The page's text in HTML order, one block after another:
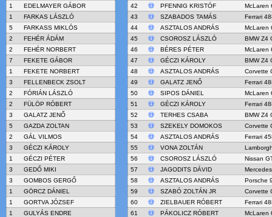
1
EDELMAYER GÁBOR
1
FARKAS LÁSZLÓ
5
FARKASS MIKLÓS
2
FEHÉR ÁDÁM
2
FEHÉR NORBERT
7
FEKETE GÁBOR
1
FEKETE NORBERT
3
FELLENBECK ZSOLT
2
FÓRIÁN LÁSZLÓ
2
FÜLÖP RÓBERT
3
GALATZ JENŐ
5
GAZDA ZOLTAN
2
GÁL VILMOS
3
GÉCZI KÁROLY
1
GÉCZI PÉTER
3
GEDŐ MIKI
3
GOMBOS GERGŐ
1
GÖRCZ DÁNIEL
1
GORTVA JÓZSEF
1
GULYÁS ENDRE
42
PFENNIG KRISTÓF
McLaren
43
SZABADOS TAMÁS
Ferrari
44
ASZTALOS ANDRÁS
McLaren
45
CSOROSZ LÁSZLÓ
BMW Z4
46
BÉRES PÉTER
McLaren
47
GÉCZI KÁROLY
BMW Z4
48
ASZTALOS ANDRÁS
Corvette
49
GALATZ JENŐ
Ferrari
50
SIPOS DÁNIEL
McLaren
51
GÉCZI KÁROLY
Ferrari
52
TERHES CSABA
BMW Z4
53
SZEKELY DOMOKOS
Corvette
54
ASZTALOS ANDRÁS
Ferrari
55
VONA ZOLTÁN
56
CSOROSZ LÁSZLÓ
Nissan
57
JAGODITS DÁVID
58
ASZTALOS ANDRÁS
Porsche
59
SZABÓ ZOLTÁN JR
Corvette
60
ZIELBAUER RÓBERT
Ferrari
61
PÁKOLICZ RÓBERT
McLaren